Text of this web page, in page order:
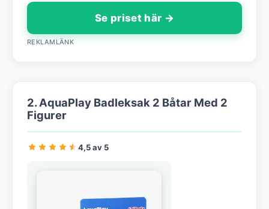
Se priset här →
REKLAMLÄNK
2. AquaPlay Badleksak 2 Båtar Med 2
Figurer
4,5 av 5